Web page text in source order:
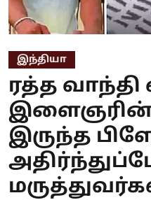
இந்தியா
ரத்த
இளைஞரின்
இருந்த